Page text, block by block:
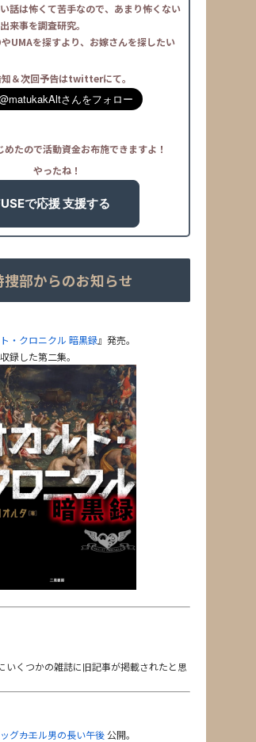
話は怖くて苦手なので、あまり怖くない
来事を調査研究。
UMAを探すより、お嫁さんを探したい
＆次回予告はtwitterにて。
めたので活動資金お布施できますよ！
やったね！
部からのお知らせ
・クロニクル 暗黒録』発売。
録した第二集。
いくつかの雑誌に旧記事が掲載されたと思
グ――カエル男の長い午後公開。